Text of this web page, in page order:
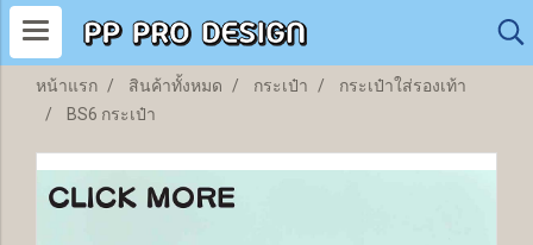
หน้าแรก สินค้าทั้งหมด กระเป๋า
กระเป๋าใส่รองเท้า
BS6 กระเป๋า